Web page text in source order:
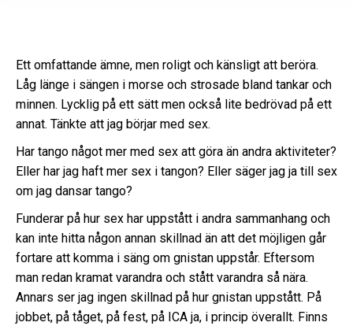
Ett omfattande ämne, men roligt och känsligt att beröra.
Låg länge i sängen i morse och strosade bland tankar och
minnen. Lycklig på ett sätt men också lite bedrövad på ett
annat. Tänkte att jag börjar med sex.
Har tango något mer med sex att göra än andra aktiviteter?
Eller har jag haft mer sex i tangon? Eller säger jag ja till sex
om jag dansar tango?
Funderar på hur sex har uppstått i andra sammanhang och
kan inte hitta någon annan skillnad än att det möjligen går
fortare att komma i säng om gnistan uppstår. Eftersom
man redan kramat varandra och stått varandra så nära.
Annars ser jag ingen skillnad på hur gnistan uppstått. På
jobbet, på tåget, på fest, på ICA ja, i princip överallt. Finns